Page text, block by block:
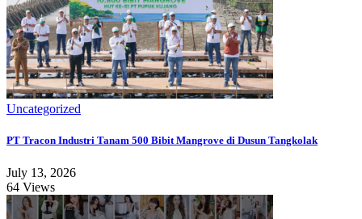
Uncategorized
PT Tracon Industri Tanam 500 Bibit Mangrove di Dusun Tangkolak
July 13, 2026
64 Views